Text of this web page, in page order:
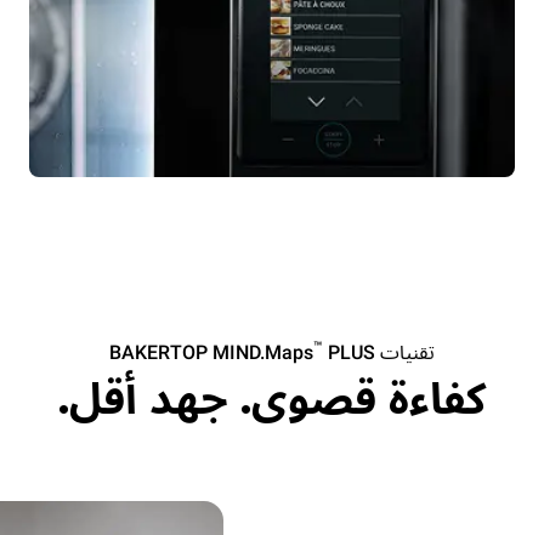
تقنيات BAKERTOP MIND.Maps ™ PLUS
كفاءة قصوى. جهد أقل.